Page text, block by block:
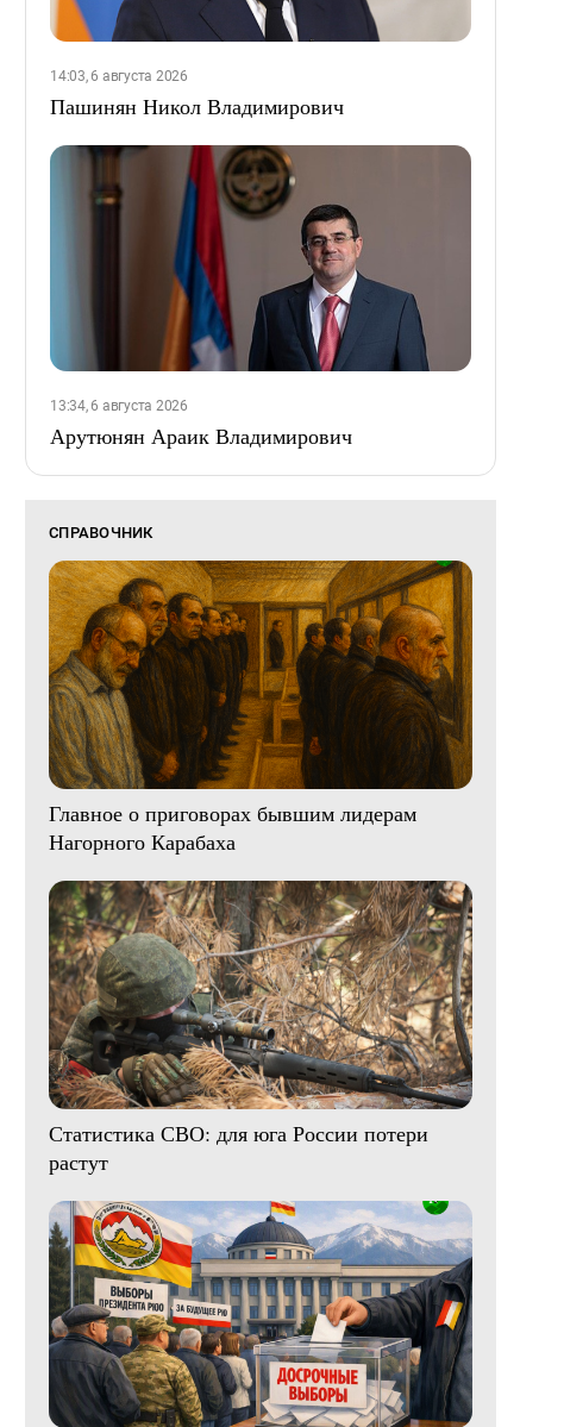
14:03, 6 августа 2026
Пашинян Никол Владимирович
13:34, 6 августа 2026
Арутюнян Араик Владимирович
СПРАВОЧНИК
Главное о приговорах бывшим лидерам
Нагорного Карабаха
Статистика СВО: для юга России потери
растут